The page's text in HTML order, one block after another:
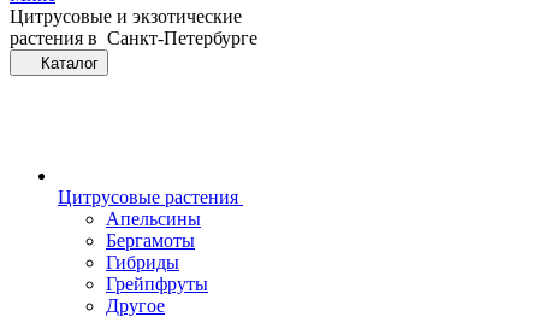
Цитрусовые и экзотические
растения в Санкт-Петербурге
Каталог
Цитрусовые растения
Апельсины
Бергамоты
Гибриды
Грейпфруты
Другое